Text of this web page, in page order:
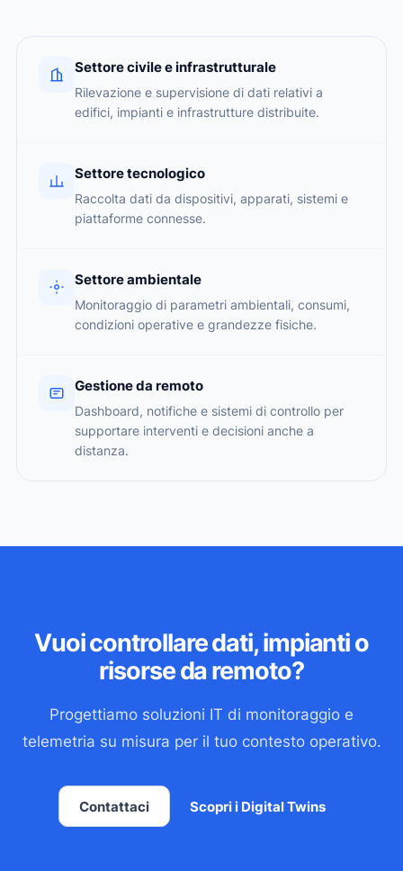
Settore civile e infrastrutturale
Rilevazione e supervisione di dati relativi a
edifici, impianti e infrastrutture distribuite.
Settore tecnologico
Raccolta dati da dispositivi, apparati, sistemi e
piattaforme connesse.
Settore ambientale
Monitoraggio di parametri ambientali, consumi,
condizioni operative e grandezze fisiche.
Gestione da remoto
Dashboard, notifiche e sistemi di controllo per
supportare interventi e decisioni anche a
distanza.
Vuoi controllare dati, impianti o
risorse da remoto?
Progettiamo soluzioni IT di monitoraggio e
telemetria su misura per il tuo contesto operativo.
Contattaci Scopri i Digital Twins